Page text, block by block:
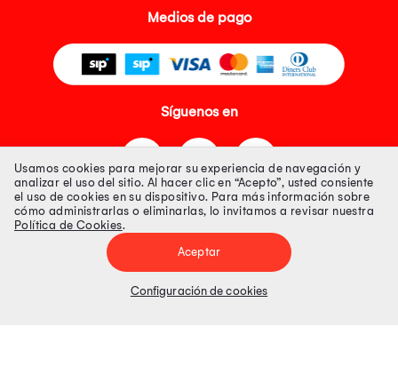
Medios de pago
Síguenos en
Tienda 100% Segura
Tiendas Peruanas S.A. R.U.C. Nº 20493020618. Todos los derechos
Precios disponibles solo en www.oechsle.pe. Precios online publicados
Usamos cookies para mejorar su experiencia de navegación y
analizar el uso del sitio. Al hacer clic en “Acepto”, usted consiente
el uso de cookies en su dispositivo. Para más información sobre
cómo administrarlas o eliminarlas, lo invitamos a revisar nuestra
Política de Cookies.
Aceptar
Configuración de cookies